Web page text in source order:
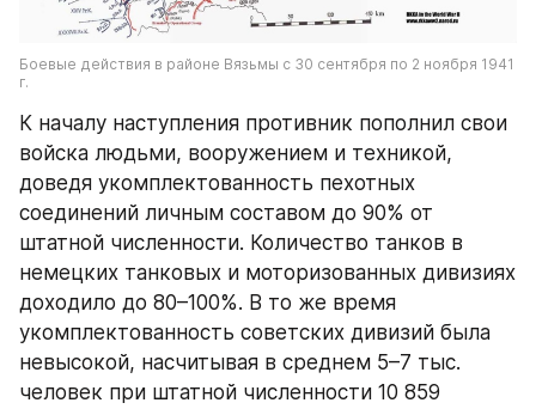
Боевые действия в районе Вязьмы с 30 сентября по 2 ноября 1941
г.
К началу наступления противник пополнил свои
войска людьми, вооружением и техникой,
доведя укомплектованность пехотных
соединений личным составом до 90% от
штатной численности. Количество танков в
немецких танковых и моторизованных дивизиях
доходило до 80–100%. В то же время
укомплектованность советских дивизий была
невысокой, насчитывая в среднем 5–7 тыс.
человек при штатной численности 10 859